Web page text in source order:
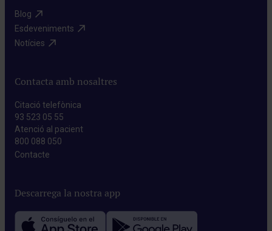
Blog​
Esdeveniments​
Notícies​
Contacta amb nosaltres
Citació telefònica
93 523 05 55
Atenció al pacient
800 088 050
Contacte​
Descarrega la nostra app